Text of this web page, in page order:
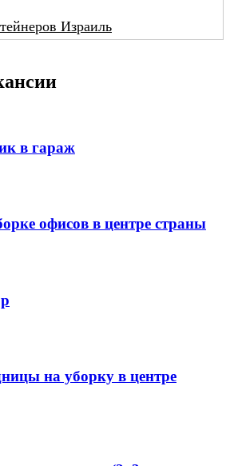
Израиль
в гараж
офисов в центре страны
на уборку в центре